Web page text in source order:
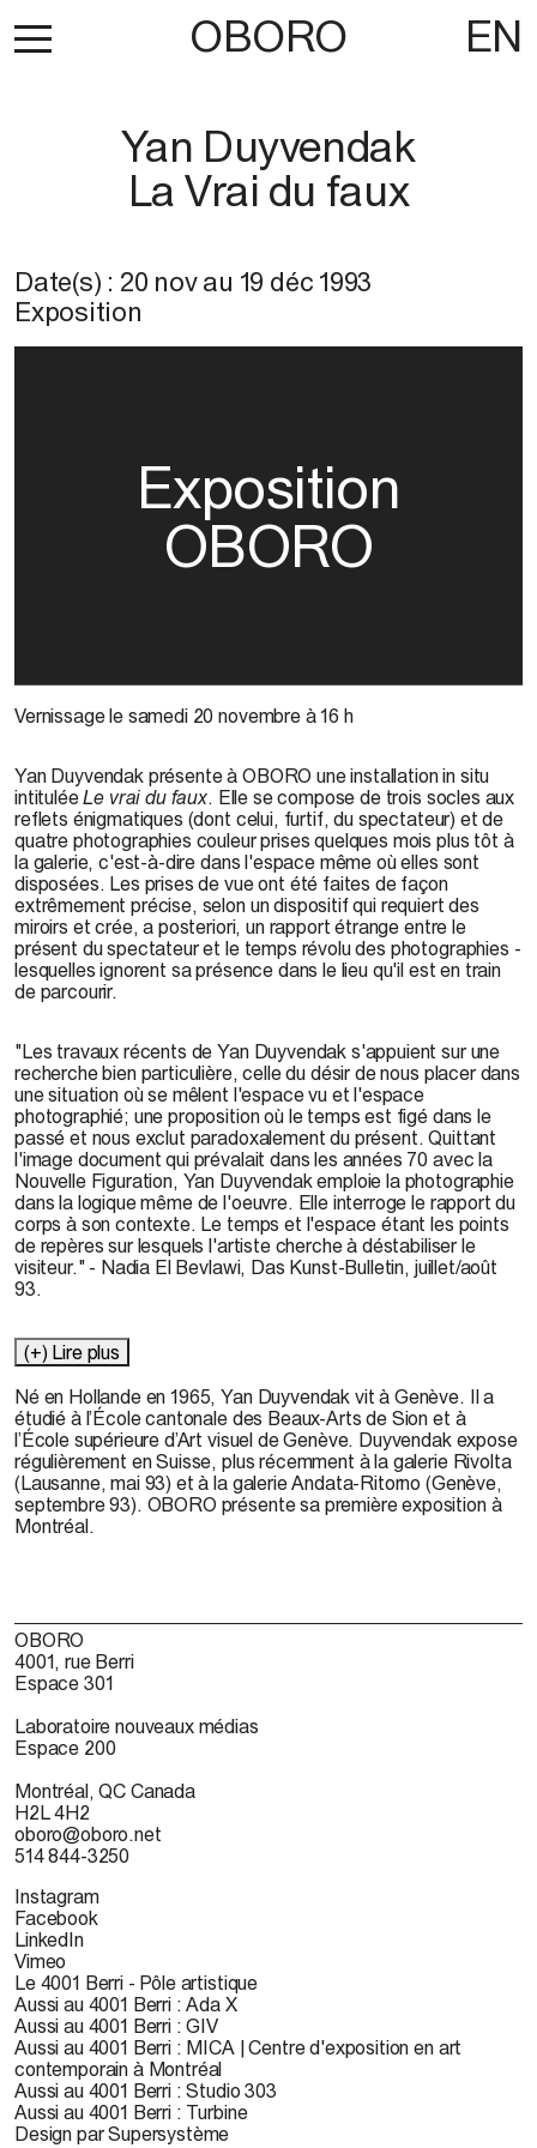
OBORO EN
Yan Duyvendak
La Vrai du faux
Date(s) : 20 novau 19 déc 1993
Exposition
Exposition
OBORO
Vernissage le samedi 20 novembre à 16 h
Yan Duyvendak présente à OBORO une installation in situ
intituléeLe vrai du faux. Elle se compose de trois socles aux
reflets énigmatiques (dont celui, furtif, du spectateur) et de
quatre photographies couleur prises quelques mois plus tôt à
la galerie, c'est-à-dire dans l'espace même où elles sont
disposées. Les prises de vue ont été faites de façon
extrêmement précise, selon un dispositif qui requiert des
miroirs et crée, a posteriori, un rapport étrange entre le
présent du spectateur et le temps révolu des photographies -
lesquelles ignorent sa présence dans le lieu qu'il est en train
de parcourir.
"Les travaux récents de Yan Duyvendak s'appuient sur une
recherche bien particulière, celle du désir de nous placer dans
une situation où se mêlent l'espace vu et l'espace
photographié; une proposition où le temps est figé dans le
passé et nous exclut paradoxalement du présent. Quittant
l'image document qui prévalait dans les années 70 avec la
Nouvelle Figuration, Yan Duyvendak emploie la photographie
dans la logique même de l'oeuvre. Elle interroge le rapport du
corps à son contexte. Le temps et l'espace étant les points
de repères sur lesquels l'artiste cherche à déstabiliser le
visiteur." - Nadia El Bevlawi, Das Kunst-Bulletin, juillet/août
93.
(+) Lire plus
Né en Hollande en 1965, Yan Duyvendak vit à Genève. Il a
étudié à l’École cantonale des Beaux-Arts de Sion et à
l’École supérieure d’Art visuel de Genève. Duyvendak expose
régulièrement en Suisse, plus récemment à la galerie Rivolta
(Lausanne, mai 93) et à la galerie Andata-Ritorno (Genève,
septembre 93). OBORO présente sa première exposition à
Montréal.
OBORO
4001, rue Berri
Espace 301
Laboratoire nouveaux médias
Espace 200
Montréal, QC Canada
H2L 4H2
oboro@oboro.net
514 844-3250
Instagram
Facebook
LinkedIn
Vimeo
Le 4001 Berri - Pôle artistique
Aussi au 4001 Berri : Ada X
Aussi au 4001 Berri : GIV
Aussi au 4001 Berri : MICA | Centre d'exposition en art
contemporain à Montréal
Aussi au 4001 Berri : Studio 303
Aussi au 4001 Berri : Turbine
Design par Supersystème